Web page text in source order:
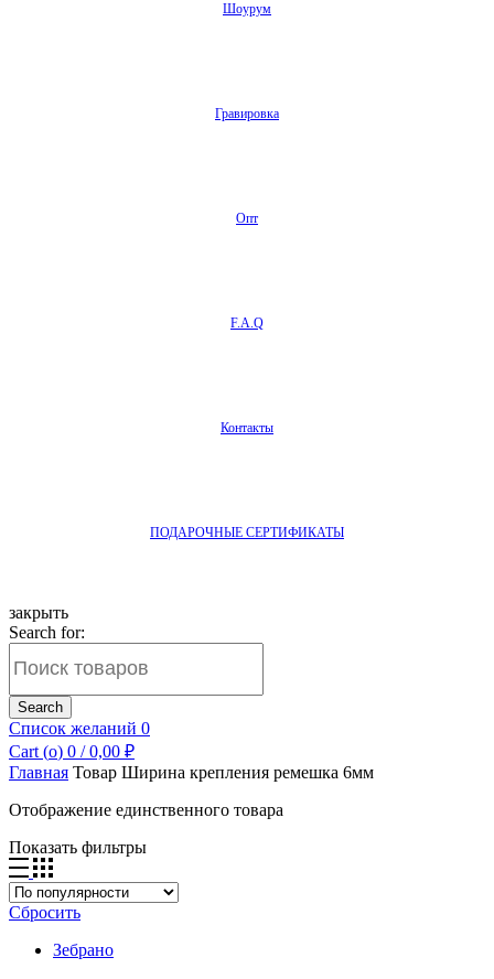
Шоурум
Гравировка
Опт
F.A.Q
Контакты
ПОДАРОЧНЫЕ СЕРТИФИКАТЫ
закрыть
Search for:
Search
Список желаний 0
Cart (o) 0 / 0,00 ₽
Главная Товар Ширина крепления ремешка 6мм
Отображение единственного товара
Показать фильтры
Сбросить
Зебрано